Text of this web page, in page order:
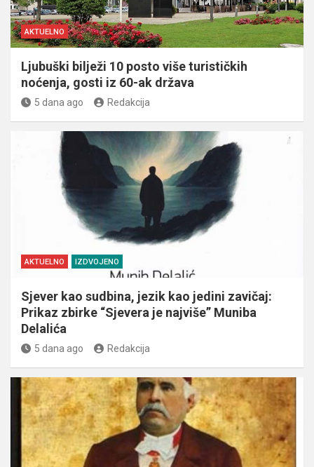
AKTUELNO
Ljubuški bilježi 10 posto više turističkih
noćenja, gosti iz 60-ak država
5 dana ago Redakcija
AKTUELNO IZDVOJENO
Sjever kao sudbina, jezik kao jedini zavičaj:
Prikaz zbirke “Sjevera je najviše” Muniba
Delalića
5 dana ago Redakcija